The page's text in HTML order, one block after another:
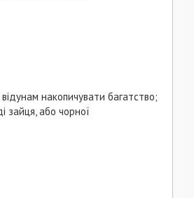
накопичувати багатство;
зайця, або чорної